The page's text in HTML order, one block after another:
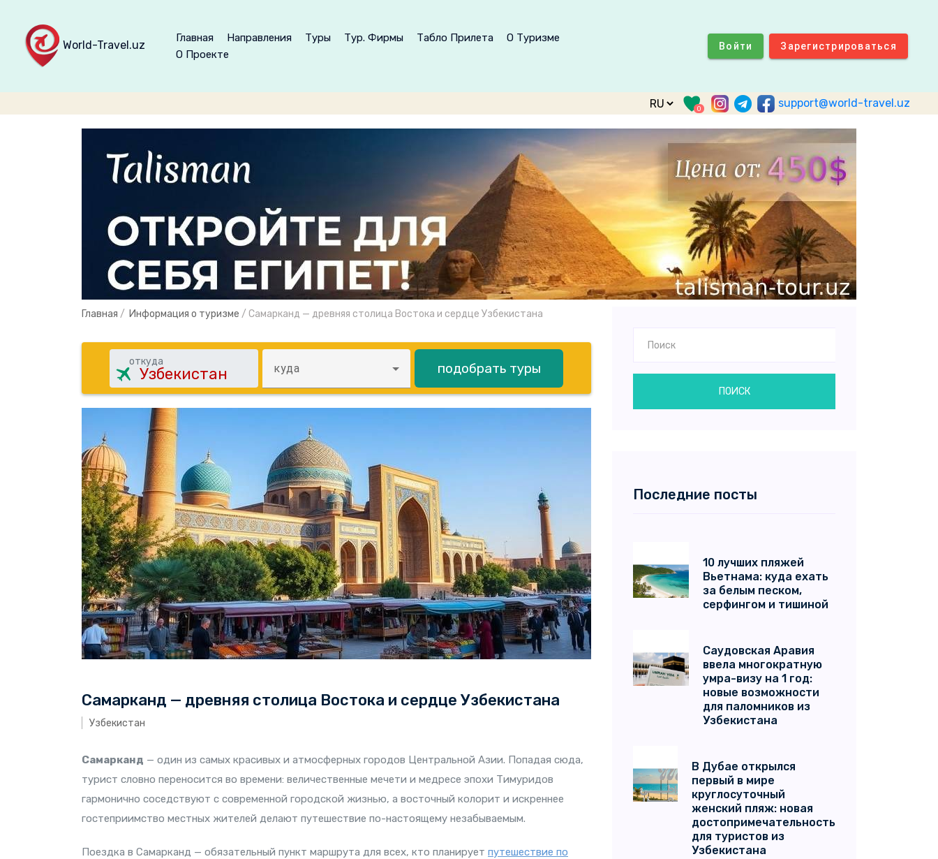
World-Travel.uz
Главная Направления Туры Тур. Фирмы Табло Прилета
О Туризме
О Проекте
Войти Зарегистрироваться
0 support@world-travel.uz
Главная / Информация о туризме / Самарканд — древняя столица Востока и сердце Узбекистана
откуда
куда подобрать туры
Самарканд — древняя столица Востока и сердце Узбекистана
Узбекистан
Самарканд — один из самых красивых и атмосферных городов Центральной Азии. Попадая сюда,
турист словно переносится во времени: величественные мечети и медресе эпохи Тимуридов
гармонично соседствуют с современной городской жизнью, а восточный колорит и искреннее
гостеприимство местных жителей делают путешествие по-настоящему незабываемым.
Поездка в Самарканд — обязательный пункт маршрута для всех, кто планирует путешествие по
ПОИСК
Последние посты
10 лучших пляжей
Вьетнама: куда ехать
за белым песком,
серфингом и тишиной
Саудовская Аравия
ввела многократную
умра-визу на 1 год:
новые возможности
для паломников из
Узбекистана
В Дубае открылся
первый в мире
круглосуточный
женский пляж: новая
достопримечательность
для туристов из
Узбекистана